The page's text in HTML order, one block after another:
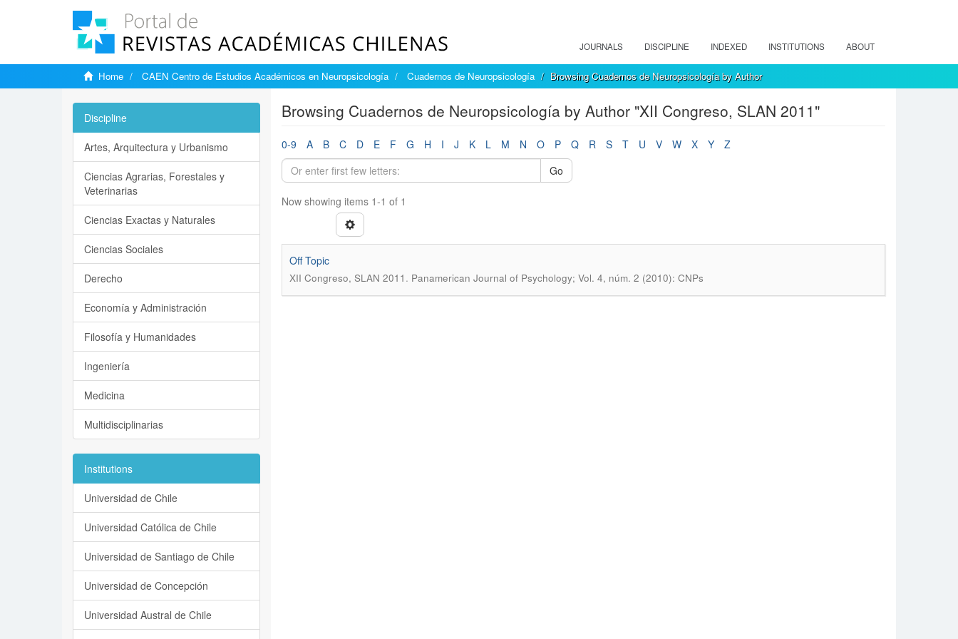
JOURNALS DISCIPLINE INDEXED INSTITUTIONS ABOUT
Home CAEN Centro de Estudios Académicos en Neuropsicología Cuadernos de Neuropsicología Browsing Cuadernos de Neuropsicología by Author
Browsing Cuadernos de Neuropsicología by Author "XII Congreso, SLAN 2011"
0-9 A B C D E F G H I J K L M N O P Q R S T U V W X Y
Z
Go
Now showing items 1-1 of 1
Off Topic
XII Congreso, SLAN 2011 . Panamerican Journal of Psychology; Vol. 4, núm. 2 (2010): CNPs
Discipline
Artes, Arquitectura y Urbanismo
Ciencias Agrarias, Forestales y
Veterinarias
Ciencias Exactas y Naturales
Ciencias Sociales
Derecho
Economía y Administración
Filosofía y Humanidades
Ingeniería
Medicina
Multidisciplinarias
Institutions
Universidad de Chile
Universidad Católica de Chile
Universidad de Santiago de Chile
Universidad de Concepción
Universidad Austral de Chile